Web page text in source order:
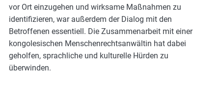
vor Ort einzugehen und wirksame Maßnahmen zu
identifizieren, war außerdem der Dialog mit den
Betroffenen essentiell. Die Zusammenarbeit mit einer
kongolesischen Menschenrechtsanwältin hat dabei
geholfen, sprachliche und kulturelle Hürden zu
überwinden.